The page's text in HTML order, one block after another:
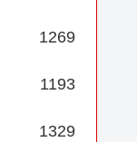
1269
1193
1329